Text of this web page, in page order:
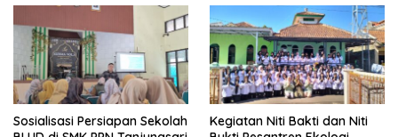
Sosialisasi Persiapan Sekolah
Kegiatan Niti Bakti dan Niti